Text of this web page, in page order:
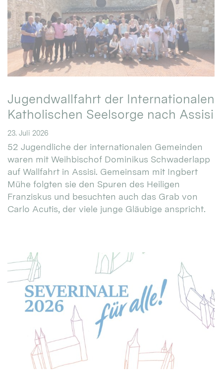
Jugendwallfahrt der Internationalen
Katholischen Seelsorge nach Assisi
23. Juli 2026
52 Jugendliche der internationalen Gemeinden
waren mit Weihbischof Dominikus Schwaderlapp
auf Wallfahrt in Assisi. Gemeinsam mit Ingbert
Mühe folgten sie den Spuren des Heiligen
Franziskus und besuchten auch das Grab von
Carlo Acutis, der viele junge Gläubige anspricht.